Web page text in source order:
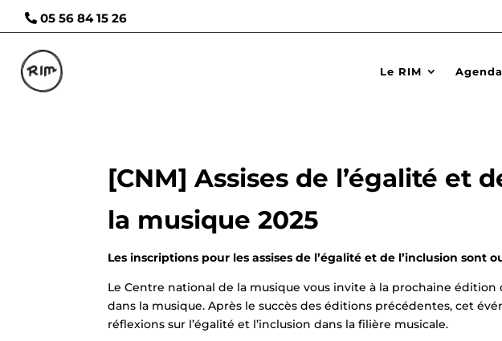
05 56 84 15 26
Le RIM Agenda
[CNM] Assises de l’égalité et
la musique 2025
Les inscriptions pour les assises de l’égalité et de l’inclusion sont
Le Centre national de la musique vous invite à la prochaine édition
dans la musique. Après le succès des éditions précédentes, cet
réflexions sur l’égalité et l’inclusion dans la filière musicale.